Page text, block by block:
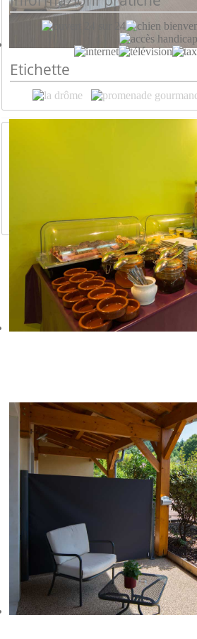
Etichette
Questo sito web è gestito da Val d'Internet